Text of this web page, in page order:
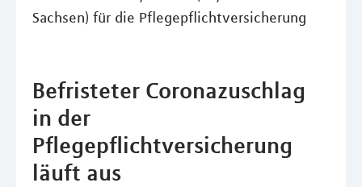
Sachsen) für die Pflegepflichtversicherung
Befristeter Coronazuschlag
in der
Pflegepflichtversicherung
läuft aus